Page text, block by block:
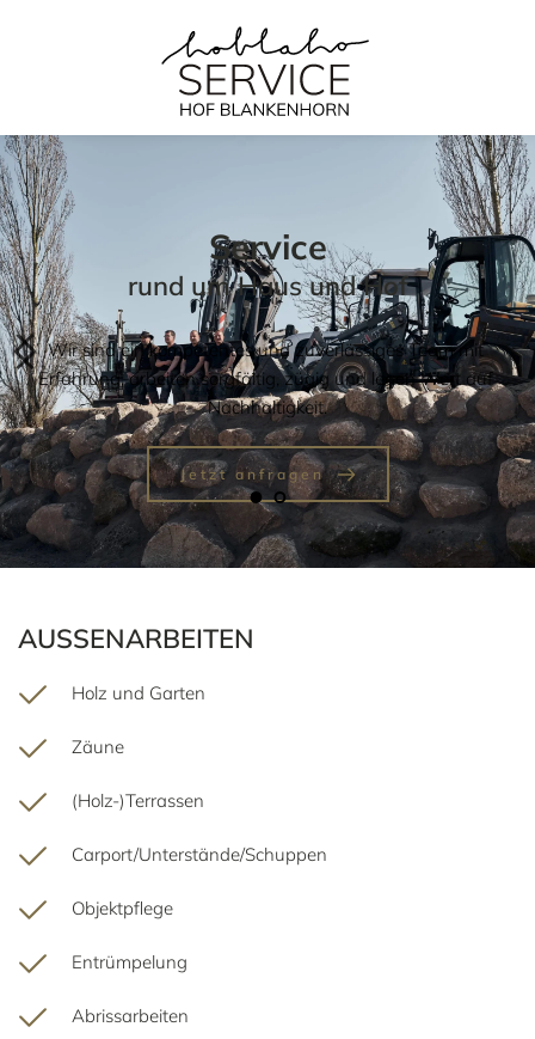
Service
rund um Haus und Hof
Wir sind ein kompetentes und zuverlässiges Team mit
Erfahrung, arbeiten sorgfältig, zügig und legen Wert auf
Nachhaltigkeit.
Jetzt anfragen
AUSSENARBEITEN
Holz und Garten
Zäune
(Holz-)Terrassen
Carport/Unterstände/Schuppen
Objektpflege
Entrümpelung
Abrissarbeiten